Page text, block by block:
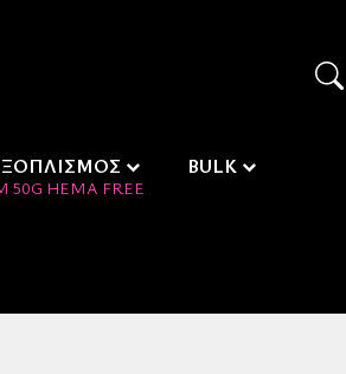
BULK
50G HEMA FREE